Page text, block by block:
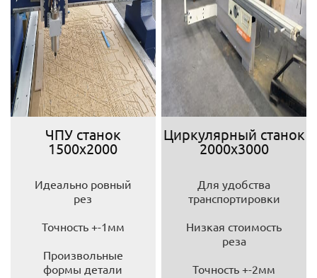
ЧПУ станок
1500х2000
Идеально ровный
рез
Точность +-1мм
Произвольные
формы детали
Циркулярный станок
2000х3000
Для удобства
транспортировки
Низкая стоимость
реза
Точность +-2мм